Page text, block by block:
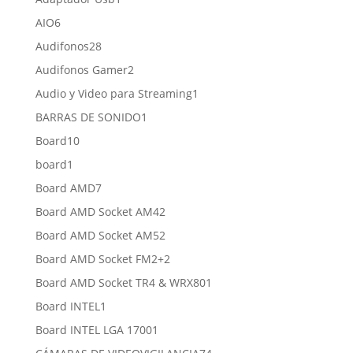
AIO66
productos
Audifonos2828
productos
Audifonos Gamer22
productos
Audio y Video para Streaming1
BARRAS DE SONIDO1
Board1010
board1
producto
Board AMD77
productos
Board AMD Socket AM422
productos
Board AMD Socket AM522
productos
Board AMD Socket FM2+22
productos
Board AMD Socket TR4 & WRX801
Board INTEL1
producto
Board INTEL LGA 17001
producto